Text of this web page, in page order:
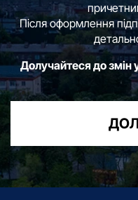
Після оформлення
Долучайтеся до змін